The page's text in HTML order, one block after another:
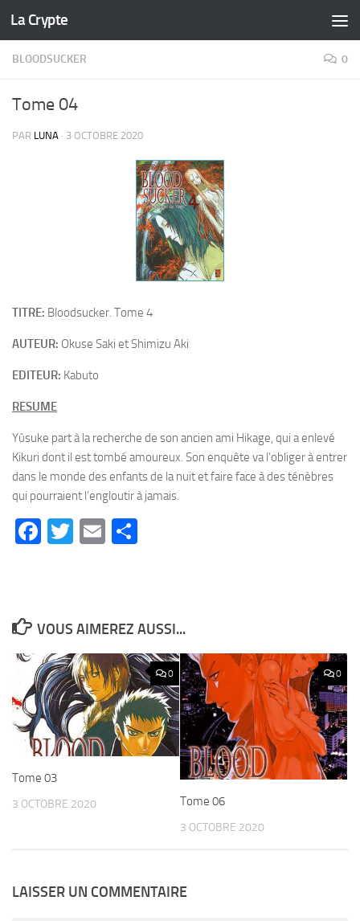
Skip to content
La Crypte
BLOODSUCKER 0
Tome 04
PAR LUNA · 3 OCTOBRE 2020
TITRE: Bloodsucker. Tome 4
AUTEUR: Okuse Saki et Shimizu Aki
EDITEUR: Kabuto
RESUME
Yûsuke part à la recherche de son ancien ami Hikage, qui a enlevé
Kikuri dont il est tombé amoureux. Son enquête va l’obliger à entrer
dans le monde des enfants de la nuit et faire face à des ténèbres
qui pourraient l’engloutir à jamais.
Facebook
Twitter
Email
VOUS AIMEREZ AUSSI...
0
Tome 03
3 OCTOBRE 2020
0
Tome 06
3 OCTOBRE 2020
LAISSER UN COMMENTAIRE